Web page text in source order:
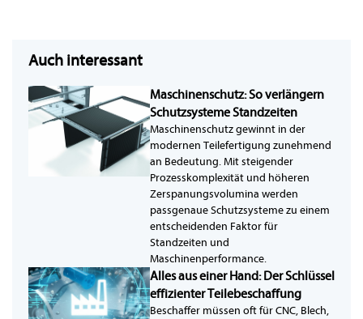
Auch interessant
Maschinenschutz: So verlängern
Schutzsysteme Standzeiten
Maschinenschutz gewinnt in der
modernen Teilefertigung zunehmend
an Bedeutung. Mit steigender
Prozesskomplexität und höheren
Zerspanungsvolumina werden
passgenaue Schutzsysteme zu einem
entscheidenden Faktor für
Standzeiten und
Maschinenperformance.
Alles aus einer Hand: Der Schlüssel
effizienter Teilebeschaffung
Beschaffer müssen oft für CNC, Blech,